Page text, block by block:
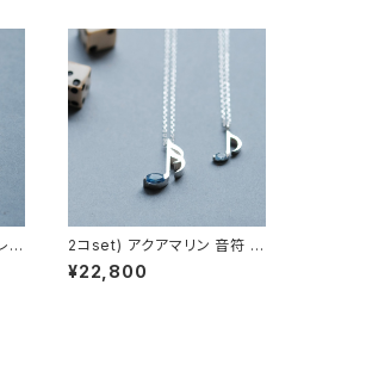
ス
2コset) アクアマリン 音符 ペ
ア ネックレス シルバー925
¥22,800